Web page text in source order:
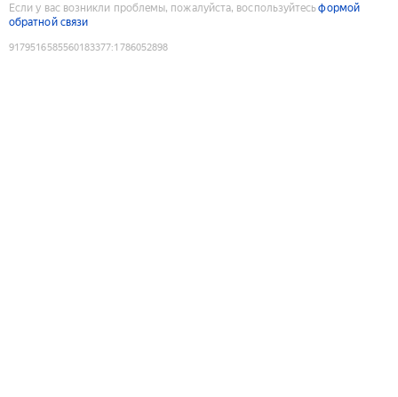
Если у вас возникли проблемы, пожалуйста, воспользуйтесьформой
обратной связи
9179516585560183377:1786052898